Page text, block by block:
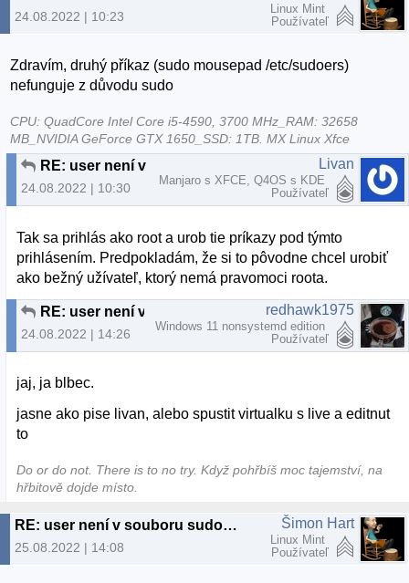
24.08.2022 | 10:23
Linux Mint
Používateľ
Zdravím, druhý příkaz (sudo mousepad /etc/sudoers)
nefunguje z důvodu sudo
CPU: QuadCore Intel Core i5-4590, 3700 MHz_RAM: 32658
MB_NVIDIA GeForce GTX 1650_SSD: 1TB. MX Linux Xfce
24.08.2022 | 10:30
Livan
Manjaro s XFCE, Q4OS s KDE
Používateľ
Tak sa prihlás ako root a urob tie príkazy pod týmto
prihlásením. Predpokladám, že si to pôvodne chcel urobiť
ako bežný užívateľ, ktorý nemá pravomoci roota.
24.08.2022 | 14:26
redhawk1975
Windows 11 nonsystemd edition
Používateľ
jaj, ja blbec.
jasne ako pise livan, alebo spustit virtualku s live a editnut
to
Do or do not. There is to no try.​ Když pohřbíš moc tajemství, na
hřbitově dojde místo.
RE: user není v souboru sudoers
25.08.2022 | 14:08
Šimon Hart
Linux Mint
Používateľ